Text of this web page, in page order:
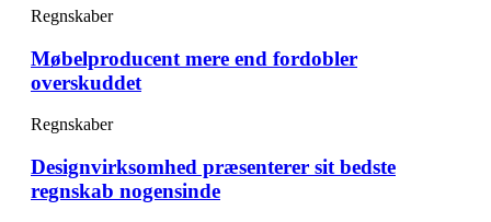
Regnskaber
Møbelproducent mere end fordobler
overskuddet
Regnskaber
Designvirksomhed præsenterer sit bedste
regnskab nogensinde